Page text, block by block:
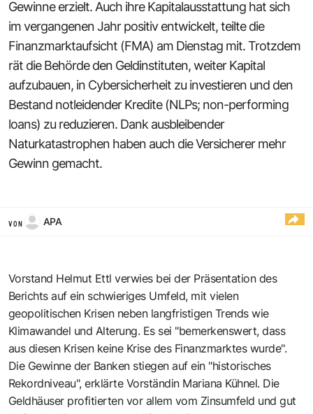
Gewinne erzielt. Auch ihre Kapitalausstattung hat sich
im vergangenen Jahr positiv entwickelt, teilte die
Finanzmarktaufsicht (FMA) am Dienstag mit. Trotzdem
rät die Behörde den Geldinstituten, weiter Kapital
aufzubauen, in Cybersicherheit zu investieren und den
Bestand notleidender Kredite (NLPs; non-performing
loans) zu reduzieren. Dank ausbleibender
Naturkatastrophen haben auch die Versicherer mehr
Gewinn gemacht.
VON APA
Vorstand Helmut Ettl verwies bei der Präsentation des
Berichts auf ein schwieriges Umfeld, mit vielen
geopolitischen Krisen neben langfristigen Trends wie
Klimawandel und Alterung. Es sei "bemerkenswert, dass
aus diesen Krisen keine Krise des Finanzmarktes wurde".
Die Gewinne der Banken stiegen auf ein "historisches
Rekordniveau", erklärte Vorständin Mariana Kühnel. Die
Geldhäuser profitierten vor allem vom Zinsumfeld und gut